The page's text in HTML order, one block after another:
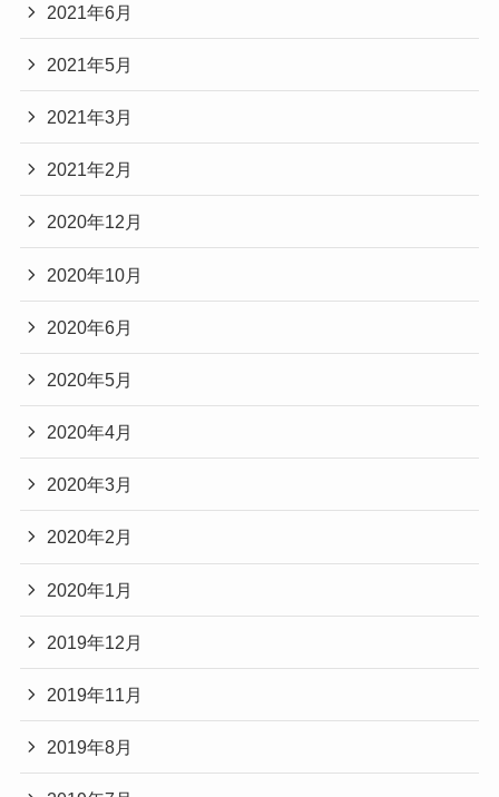
2021年6月
2021年5月
2021年3月
2021年2月
2020年12月
2020年10月
2020年6月
2020年5月
2020年4月
2020年3月
2020年2月
2020年1月
2019年12月
2019年11月
2019年8月